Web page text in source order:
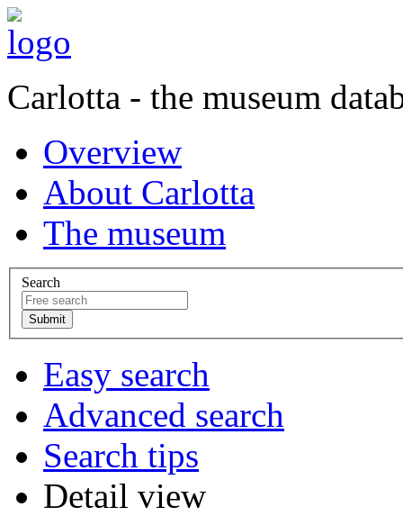
Carlotta - the museum
Overview
About Carlotta
The museum
Search
Easy search
Advanced search
Search tips
Detail view